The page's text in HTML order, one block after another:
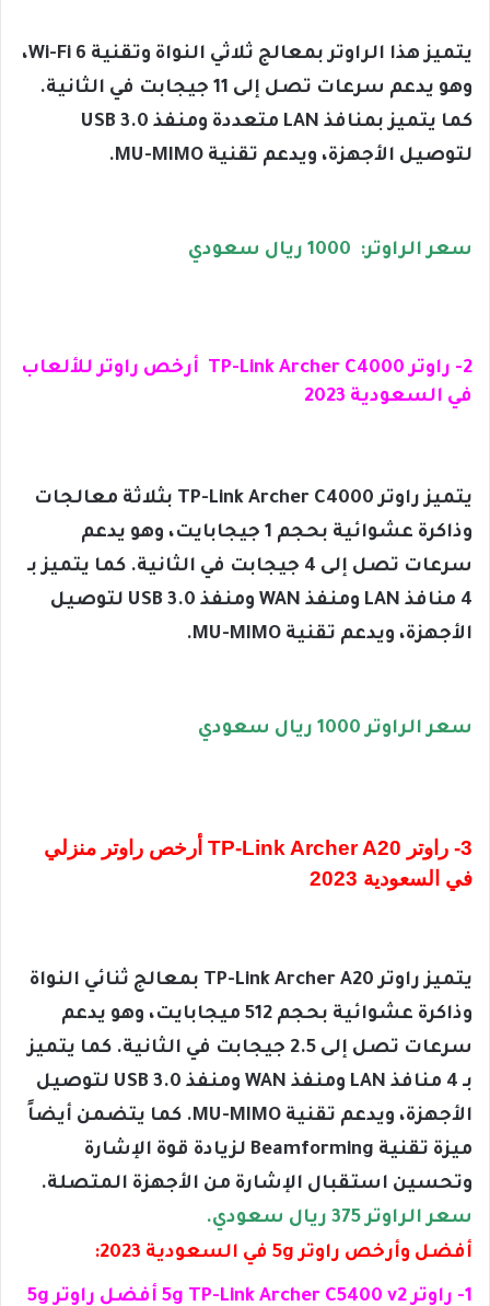
يتميز هذا الراوتر بمعالج ثلاثي النواة وتقنية Wi-Fi 6،
وهو يدعم سرعات تصل إلى 11 جيجابت في الثانية.
كما يتميز بمنافذ LAN متعددة ومنفذ USB 3.0
لتوصيل الأجهزة، ويدعم تقنية MU-MIMO.
سعر الراوتر: 1000 ريال سعودي
2- راوتر TP-Link Archer C4000 أرخص راوتر للألعاب
في السعودية 2023
يتميز راوتر TP-Link Archer C4000 بثلاثة معالجات
وذاكرة عشوائية بحجم 1 جيجابايت، وهو يدعم
سرعات تصل إلى 4 جيجابت في الثانية. كما يتميز بـ
4 منافذ LAN ومنفذ WAN ومنفذ USB 3.0 لتوصيل
الأجهزة، ويدعم تقنية MU-MIMO.
سعر الراوتر 1000 ريال سعودي
3- راوتر TP-Link Archer A20 أرخص راوتر منزلي
في السعودية 2023
يتميز راوتر TP-Link Archer A20 بمعالج ثنائي النواة
وذاكرة عشوائية بحجم 512 ميجابايت، وهو يدعم
سرعات تصل إلى 2.5 جيجابت في الثانية. كما يتميز
بـ 4 منافذ LAN ومنفذ WAN ومنفذ USB 3.0 لتوصيل
الأجهزة، ويدعم تقنية MU-MIMO. كما يتضمن أيضاً
ميزة تقنية Beamforming لزيادة قوة الإشارة
وتحسين استقبال الإشارة من الأجهزة المتصلة.
سعر الراوتر 375 ريال سعودي.
أفضل وأرخص راوتر 5g في السعودية 2023:
1- راوتر 5g TP-Link Archer C5400 v2 أفضل راوتر 5g